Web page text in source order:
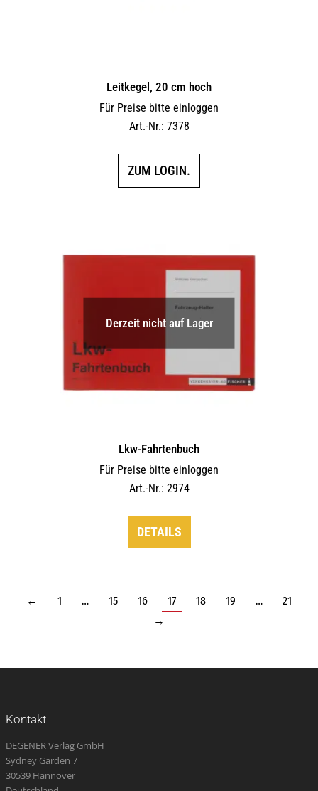
Leitkegel, 20 cm hoch
Für Preise bitte einloggen
Art.-Nr.: 7378
ZUM LOGIN.
Derzeit nicht auf Lager
Lkw-Fahrtenbuch
Für Preise bitte einloggen
Art.-Nr.: 2974
DETAILS
← 1 … 15 16 17 18 19 …
21
→
Kontakt
DEGENER Verlag GmbH
Sydney Garden 7
30539 Hannover